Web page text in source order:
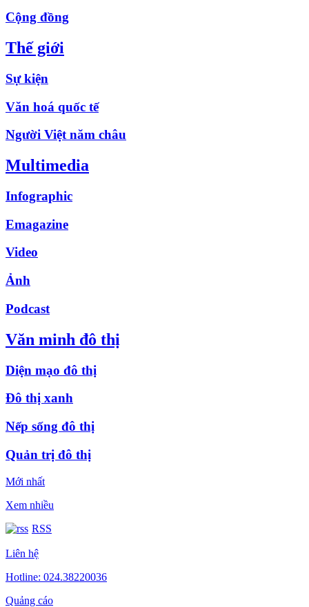
Cộng đồng
Thế giới
Sự kiện
Văn hoá quốc tế
Người Việt năm châu
Multimedia
Infographic
Emagazine
Video
Ảnh
Podcast
Văn minh đô thị
Diện mạo đô thị
Đô thị xanh
Nếp sống đô thị
Quản trị đô thị
Mới nhất
Xem nhiều
RSS
Liên hệ
Hotline: 024.38220036
Quảng cáo